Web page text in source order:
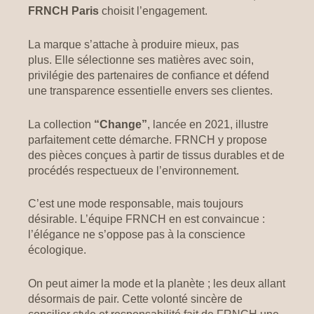
FRNCH Paris choisit l’engagement.
La marque s’attache à produire mieux, pas
plus. Elle sélectionne ses matières avec soin,
privilégie des partenaires de confiance et défend
une transparence essentielle envers ses clientes.
La collection “Change”, lancée en 2021, illustre
parfaitement cette démarche. FRNCH y propose
des pièces conçues à partir de tissus durables et de
procédés respectueux de l’environnement.
C’est une mode responsable, mais toujours
désirable. L’équipe FRNCH en est convaincue :
l’élégance ne s’oppose pas à la conscience
écologique.
On peut aimer la mode et la planète ; les deux allant
désormais de pair. Cette volonté sincère de